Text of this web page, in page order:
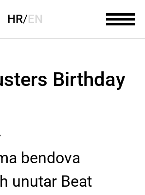
HR/EN
Birthday
bendova
unutar Beat